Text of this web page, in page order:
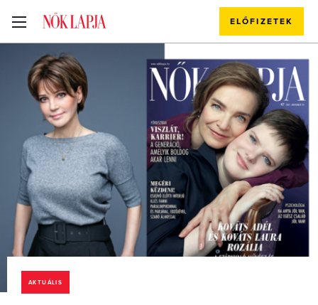
ELŐFIZETEK
AKTUÁLIS